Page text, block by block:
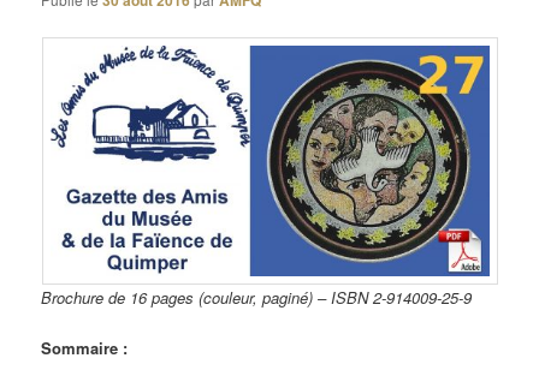
Brochure de 16 pages (couleur, paginé) – ISBN 2-914009-25-9
Sommaire :